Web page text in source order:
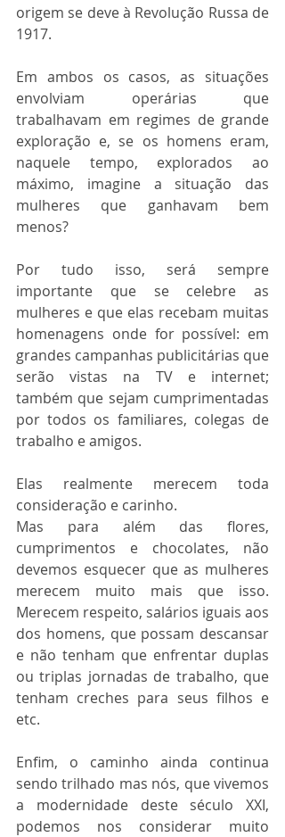
origem se deve à Revolução Russa de
1917.
Em ambos os casos, as situações
envolviam operárias que
trabalhavam em regimes de grande
exploração e, se os homens eram,
naquele tempo, explorados ao
máximo, imagine a situação das
mulheres que ganhavam bem
menos?
Por tudo isso, será sempre
importante que se celebre as
mulheres e que elas recebam muitas
homenagens onde for possível: em
grandes campanhas publicitárias que
serão vistas na TV e internet;
também que sejam cumprimentadas
por todos os familiares, colegas de
trabalho e amigos.
Elas realmente merecem toda
consideração e carinho.
Mas para além das flores,
cumprimentos e chocolates, não
devemos esquecer que as mulheres
merecem muito mais que isso.
Merecem respeito, salários iguais aos
dos homens, que possam descansar
e não tenham que enfrentar duplas
ou triplas jornadas de trabalho, que
tenham creches para seus filhos e
etc.
Enfim, o caminho ainda continua
sendo trilhado mas nós, que vivemos
a modernidade deste século XXI,
podemos nos considerar muito